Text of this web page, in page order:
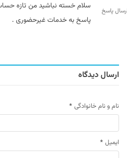
سلام خسته نباشید من تازه
پاسخ به خدمات غیرحضوری .
پاسخ
ارسال دیدگاه
نام و نام خانوادگی *
ایمیل *